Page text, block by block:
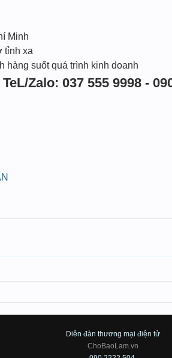
Minh
tỉnh xa
hàng suốt quá trình kinh doanh
Zalo: 037 555 9998 -
Diên đàn thương mại điện tử
ChoBaoLam.vn